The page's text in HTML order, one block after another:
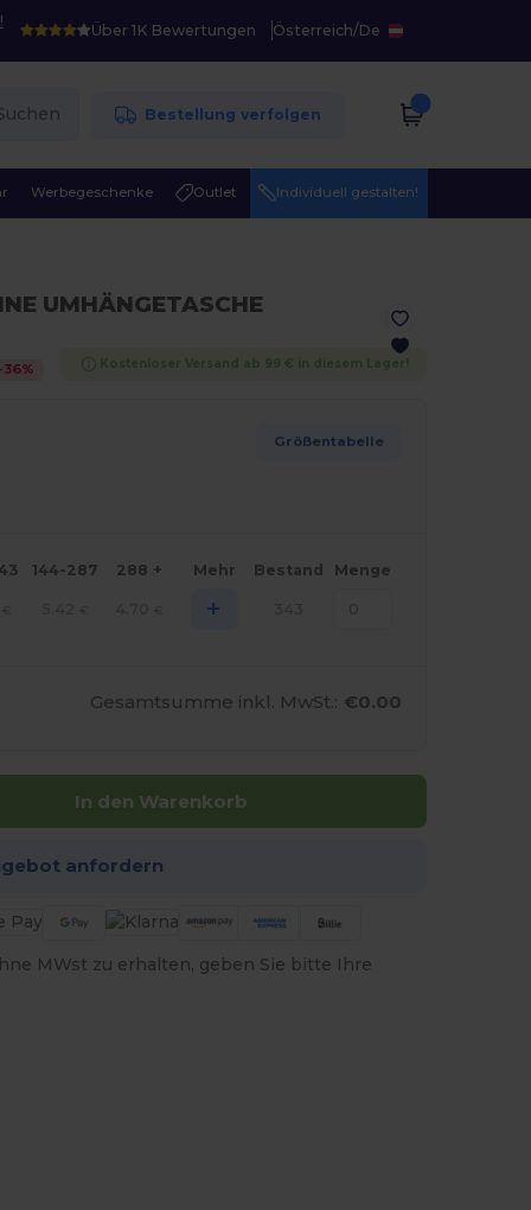
Über 1K Bewertungen Österreich/De
Bestellung verfolgen
Werbegeschenke Outlet Individuell gestalten!
UMHÄNGETASCHE
36% Kostenloser Versand ab 99 € in diesem Lager!
Größentabelle
144-287 288 + Mehr Bestand Menge
+
Gesamtsumme inkl. MwSt.: €0.00
In den Warenkorb
anfordern
MWst zu erhalten, geben Sie bitte Ihre